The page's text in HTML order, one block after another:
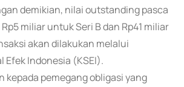
demikian, nilai outstanding pasca
miliar untuk Seri B dan Rp41 miliar
akan dilakukan melalui
Efek Indonesia (KSEI).
kepada pemegang obligasi yang